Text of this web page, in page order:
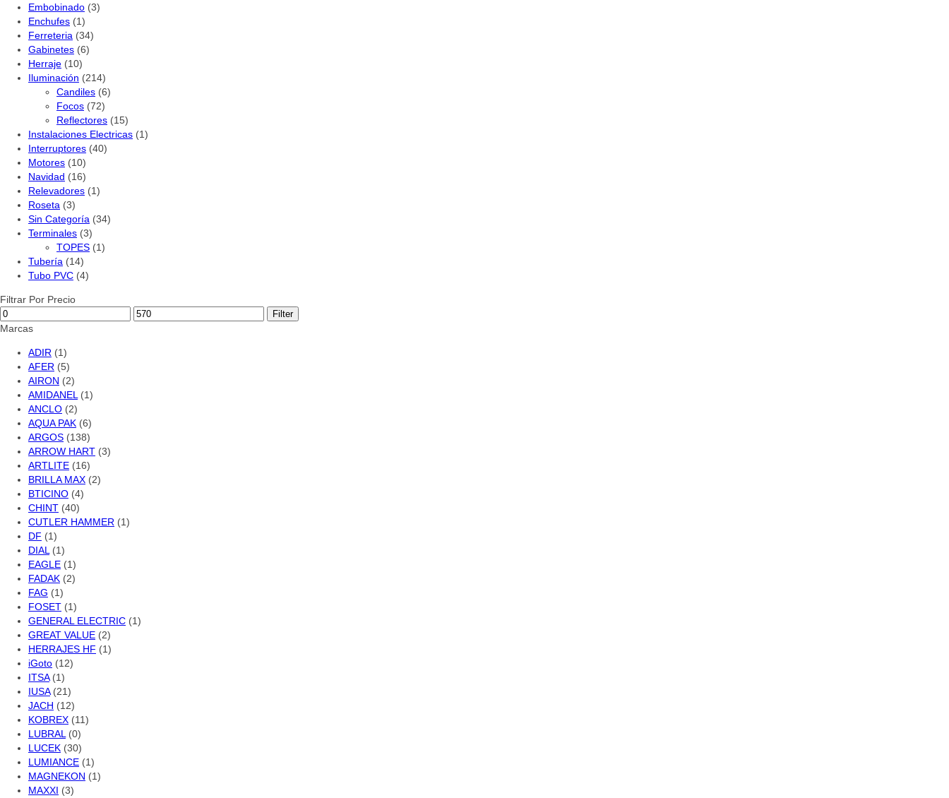
Embobinado (3)
Enchufes (1)
Ferreteria (34)
Gabinetes (6)
Herraje (10)
Iluminación (214)
Candiles (6)
Focos (72)
Reflectores (15)
Instalaciones Electricas (1)
Interruptores (40)
Motores (10)
Navidad (16)
Relevadores (1)
Roseta (3)
Sin Categoría (34)
Terminales (3)
TOPES (1)
Tubería (14)
Tubo PVC (4)
Filtrar Por Precio
Filter
Marcas
ADIR (1)
AFER (5)
AIRON (2)
AMIDANEL (1)
ANCLO (2)
AQUA PAK (6)
ARGOS (138)
ARROW HART (3)
ARTLITE (16)
BRILLA MAX (2)
BTICINO (4)
CHINT (40)
CUTLER HAMMER (1)
DF (1)
DIAL (1)
EAGLE (1)
FADAK (2)
FAG (1)
FOSET (1)
GENERAL ELECTRIC (1)
GREAT VALUE (2)
HERRAJES HF (1)
iGoto (12)
ITSA (1)
IUSA (21)
JACH (12)
KOBREX (11)
LUBRAL (0)
LUCEK (30)
LUMIANCE (1)
MAGNEKON (1)
MAXXI (3)